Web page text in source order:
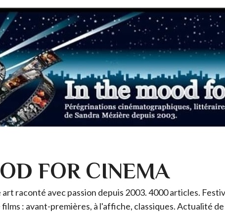
FOR CINEMA
raconté avec passion depuis 2003. 4000 articles.
: avant-premières, à l'affiche, classiques. Actualité